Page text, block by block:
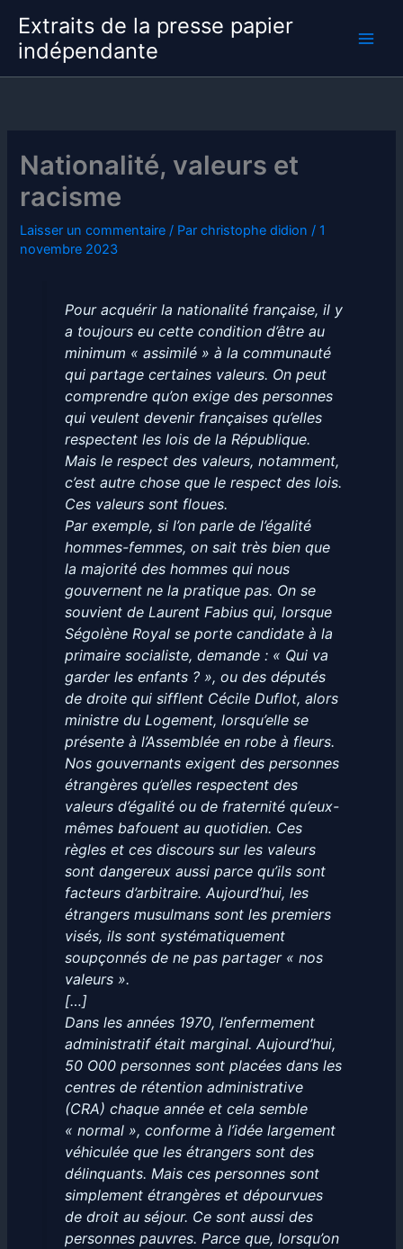
contenu
Extraits de la presse papier
indépendante
Nationalité, valeurs et
racisme
Laisser un commentaire / Parchristophe didion / 1
novembre 2023
Pour acquérir la nationalité française, il y
a toujours eu cette condition d’être au
minimum « assimilé » à la communauté
qui partage certaines valeurs. On peut
comprendre qu’on exige des personnes
qui veulent devenir françaises qu’elles
respectent les lois de la République.
Mais le respect des valeurs, notamment,
c’est autre chose que le respect des lois.
Ces valeurs sont floues.
Par exemple, si l’on parle de l’égalité
hommes-femmes, on sait très bien que
la majorité des hommes qui nous
gouvernent ne la pratique pas. On se
souvient de Laurent Fabius qui, lorsque
Ségolène Royal se porte candidate à la
primaire socialiste, demande : « Qui va
garder les enfants ? », ou des députés
de droite qui sifflent Cécile Duflot, alors
ministre du Logement, lorsqu’elle se
présente à l’Assemblée en robe à fleurs.
Nos gouvernants exigent des personnes
étrangères qu’elles respectent des
valeurs d’égalité ou de fraternité qu’eux-
mêmes bafouent au quotidien. Ces
règles et ces discours sur les valeurs
sont dangereux aussi parce qu’ils sont
facteurs d’arbitraire. Aujourd’hui, les
étrangers musulmans sont les premiers
visés, ils sont systématiquement
soupçonnés de ne pas partager « nos
valeurs ».
[…]
Dans les années 1970, l’enfermement
administratif était marginal. Aujourd’hui,
50 O00 personnes sont placées dans les
centres de rétention administrative
(CRA) chaque année et cela semble
« normal », conforme à l’idée largement
véhiculée que les étrangers sont des
délinquants. Mais ces personnes sont
simplement étrangères et dépourvues
de droit au séjour. Ce sont aussi des
personnes pauvres. Parce que, lorsqu’on